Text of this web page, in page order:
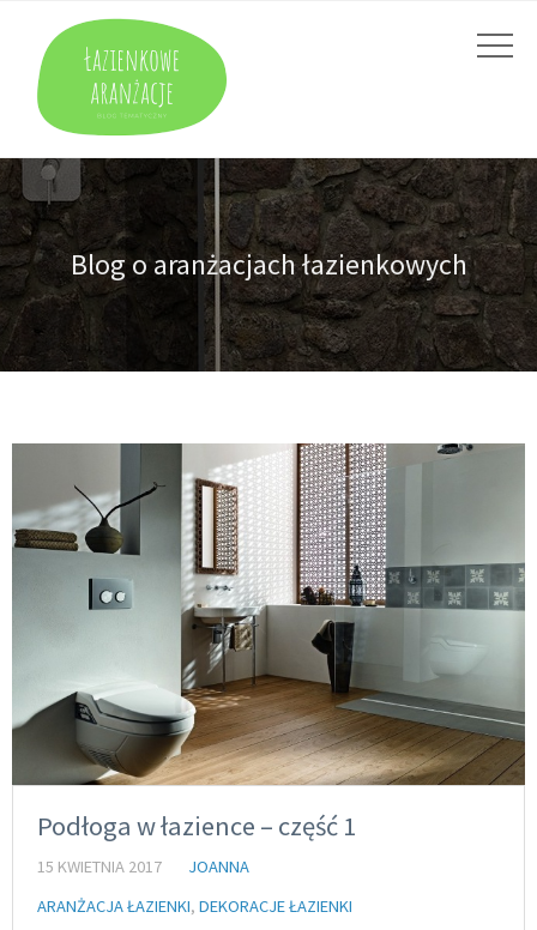
Blog o aranżacjach łazienkowych
Podłoga w łazience – część 1
15 KWIETNIA 2017
JOANNA
ARANŻACJA ŁAZIENKI, DEKORACJE ŁAZIENKI